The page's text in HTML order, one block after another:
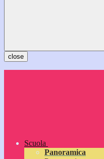
close
Scuola
Panoramica